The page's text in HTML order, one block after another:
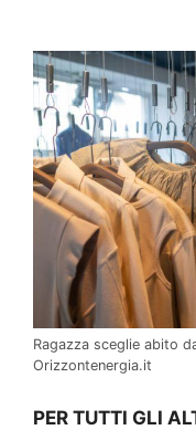
Ragazza sceglie abito
Orizzontenergia.it
PER TUTTI GLI